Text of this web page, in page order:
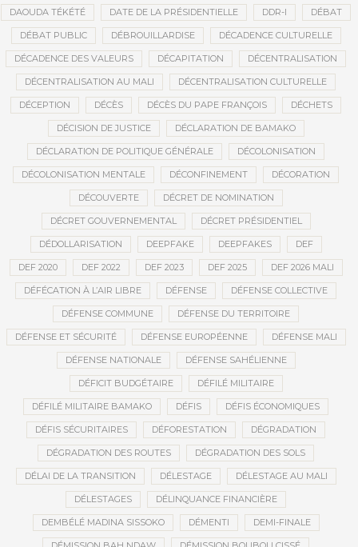
DAOUDA TÉKÉTÉ DATE DE LA PRÉSIDENTIELLE DDR-I DÉBAT
DÉBAT PUBLIC DÉBROUILLARDISE DÉCADENCE CULTURELLE
DÉCADENCE DES VALEURS DÉCAPITATION DÉCENTRALISATION
DÉCENTRALISATION AU MALI DÉCENTRALISATION CULTURELLE
DÉCEPTION DÉCÈS DÉCÈS DU PAPE FRANÇOIS DÉCHETS
DÉCISION DE JUSTICE DÉCLARATION DE BAMAKO
DÉCLARATION DE POLITIQUE GÉNÉRALE DÉCOLONISATION
DÉCOLONISATION MENTALE DÉCONFINEMENT DÉCORATION
DÉCOUVERTE DÉCRET DE NOMINATION
DÉCRET GOUVERNEMENTAL DÉCRET PRÉSIDENTIEL
DÉDOLLARISATION DEEPFAKE DEEPFAKES DEF
DEF 2020 DEF 2022 DEF 2023 DEF 2025 DEF 2026 MALI
DÉFÉCATION À L’AIR LIBRE DÉFENSE DÉFENSE COLLECTIVE
DÉFENSE COMMUNE DÉFENSE DU TERRITOIRE
DÉFENSE ET SÉCURITÉ DÉFENSE EUROPÉENNE DÉFENSE MALI
DÉFENSE NATIONALE DÉFENSE SAHÉLIENNE
DÉFICIT BUDGÉTAIRE DÉFILÉ MILITAIRE
DÉFILÉ MILITAIRE BAMAKO DÉFIS DÉFIS ÉCONOMIQUES
DÉFIS SÉCURITAIRES DÉFORESTATION DÉGRADATION
DÉGRADATION DES ROUTES DÉGRADATION DES SOLS
DÉLAI DE LA TRANSITION DÉLESTAGE DÉLESTAGE AU MALI
DÉLESTAGES DÉLINQUANCE FINANCIÈRE
DEMBÉLÉ MADINA SISSOKO DÉMENTI DEMI-FINALE